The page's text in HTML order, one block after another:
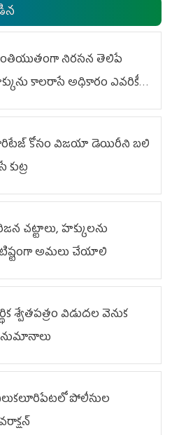
నిరసన తెలిపే
కాలరాసే అధికారం ఎవరికీ
కోసం విజయా డెయిరీని బలి
కుట్ర‌
చట్టాలు, హక్కులను
అమలు చేయాలి
శ్వేతపత్రం విడుదల వెనుక
పోలీసుల